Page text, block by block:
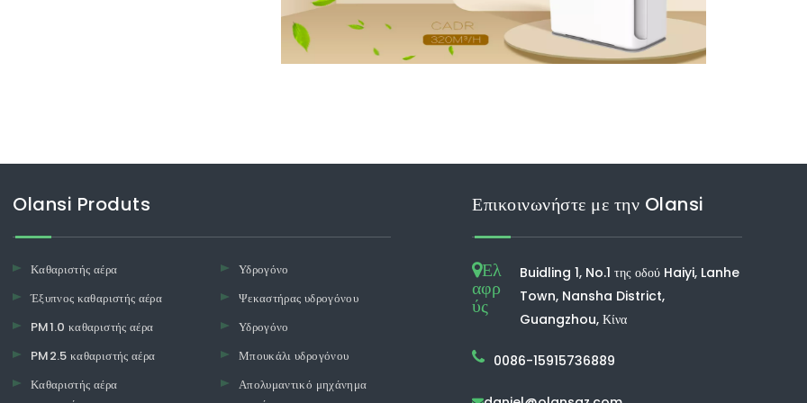
Olansi Produts
Καθαριστής αέρα
Έξυπνος καθαριστής αέρα
PM1.0 καθαριστής αέρα
PM2.5 καθαριστής αέρα
Καθαριστής αέρα
Υδρογόνο
Ψεκαστήρας υδρογόνου
Υδρογόνο
Μπουκάλι υδρογόνου
Απολυμαντικό μηχάνημα
Επικοινωνήστε με την Olansi
Ελ
αφρ
ύς
Buidling 1, No.1 της οδού Haiyi, Lanhe
Town, Nansha District,
Guangzhou, Κίνα
0086-15915736889